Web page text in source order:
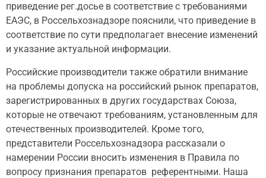
приведение рег.досье в соответствие с требованиями
ЕАЭС, в Россельхознадзоре пояснили, что приведение в
соответствие по сути предполагает внесение изменений
и указание актуальной информации.
Российские производители также обратили внимание
на проблемы допуска на российский рынок препаратов,
зарегистрированных в других государствах Союза,
которые не отвечают требованиям, установленным для
отечественных производителей. Кроме того,
представители Россельхознадзора рассказали о
намерении России вносить изменения в Правила по
вопросу признания препаратов референтными. Наша